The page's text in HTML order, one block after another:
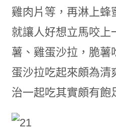
雞肉片等，再淋上蜂
就讓人好想立馬咬上
薯、雞蛋沙拉，脆薯
蛋沙拉吃起來頗為清
治一起吃其實頗有飽